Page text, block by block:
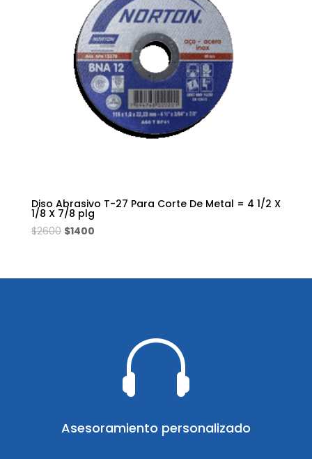
Diso Abrasivo T-27 Para Corte De Metal = 4 1/2 X
1/8 X 7/8 plg
$2600 El
era:
$1400El
es:

Asesoramiento personalizado